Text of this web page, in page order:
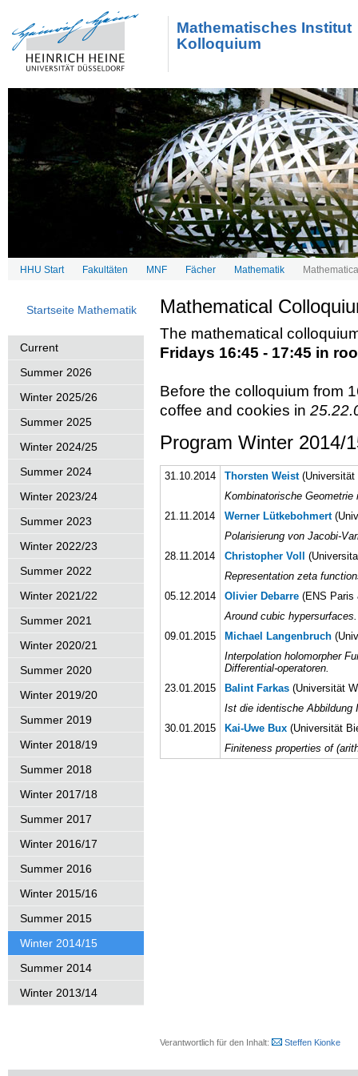
Mathematisches Institut
Kolloquium
HHU Start Fakultäten MNF Fächer Mathematik
Startseite Mathematik
Current
Summer 2026
Winter 2025/26
Summer 2025
Winter 2024/25
Summer 2024
Winter 2023/24
Summer 2023
Winter 2022/23
Summer 2022
Winter 2021/22
Summer 2021
Winter 2020/21
Summer 2020
Winter 2019/20
Summer 2019
Winter 2018/19
Summer 2018
Winter 2017/18
Summer 2017
Winter 2016/17
Summer 2016
Winter 2015/16
Summer 2015
Winter 2014/15
Summer 2014
Winter 2013/14
Mathematical
The mathematical
Fridays 16:45 - 17:45 in
Before the colloquium from
coffee and cookies in
Program Winter 2014/
31.10.2014 Thorsten Weist
Kombinatorische Geometrie
21.11.2014
Werner Lütkebohmert
Polarisierung von Jacobi-
28.11.2014
Christopher Voll
Representation zeta
05.12.2014
Olivier Debarre (ENS
Around cubic
09.01.2015
Michael Langenbruch
Interpolation holomorpher
Differential-operatoren.
23.01.2015
Balint Farkas (Universität
Ist die identische Abbildung
30.01.2015
Kai-Uwe Bux (Universität
Finiteness properties of
Verantwortlich für den Inhalt: Steffen Kionke